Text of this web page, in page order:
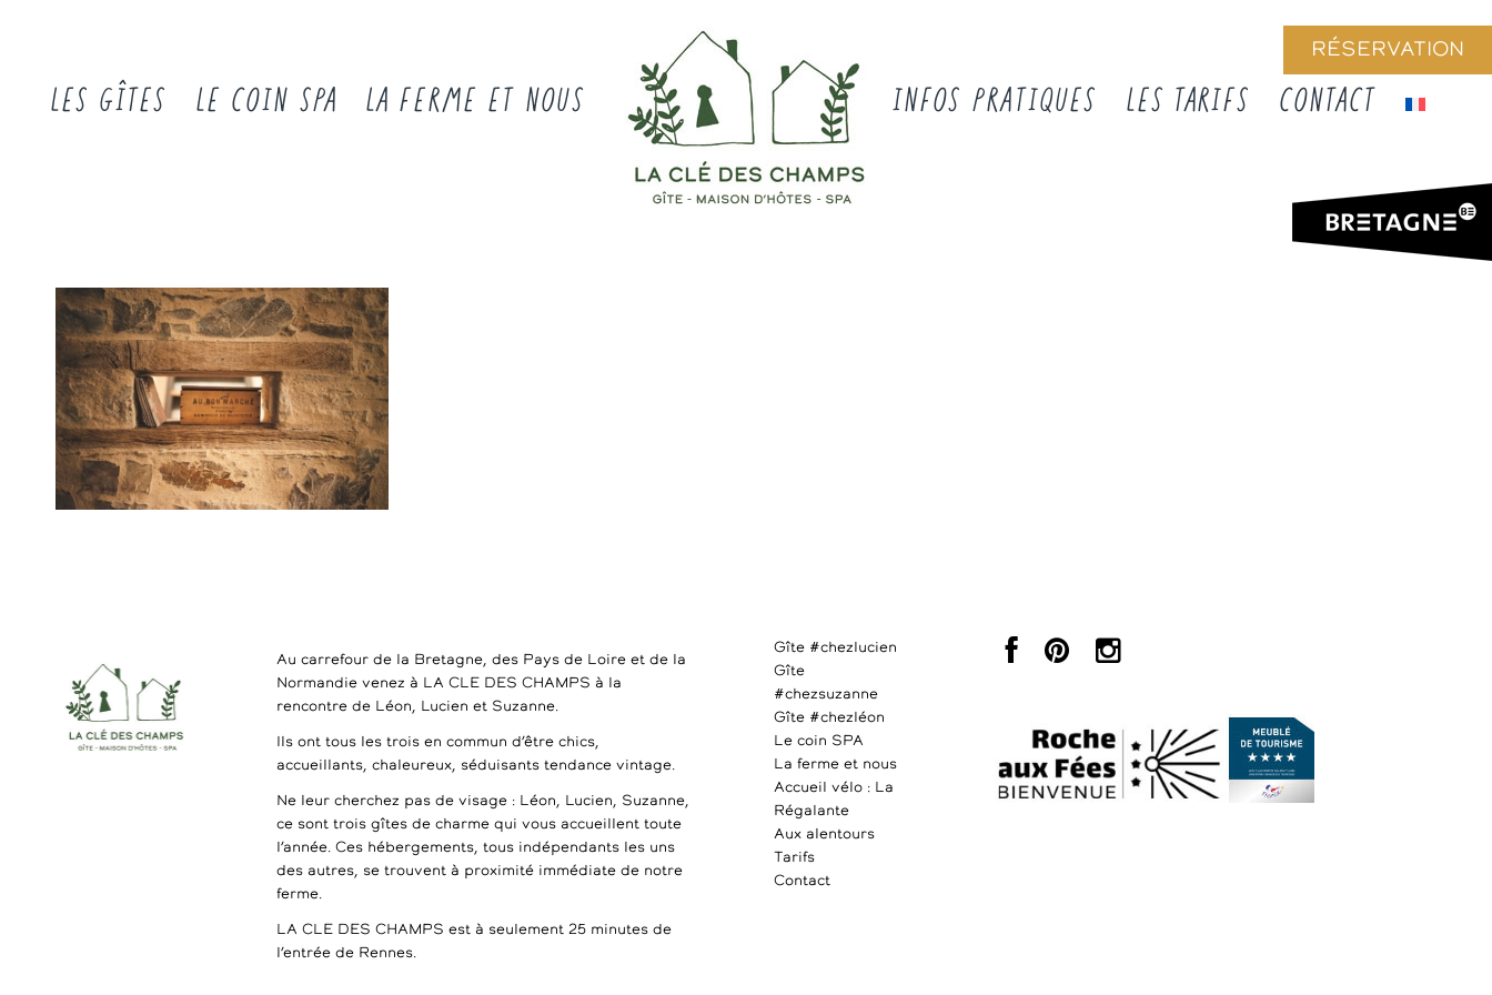
RÉSERVATION
LES GÎTES LE COIN SPA LA FERME ET NOUS INFOS PRATIQUES LES TARIFS CONTACT
Au carrefour de la Bretagne, des Pays de Loire et de la
Normandie venez à LA CLE DES CHAMPS à la
rencontre de Léon, Lucien et Suzanne.
Ils ont tous les trois en commun d’être chics,
accueillants, chaleureux, séduisants tendance vintage.
Ne leur cherchez pas de visage : Léon, Lucien, Suzanne,
ce sont trois gîtes de charme qui vous accueillent toute
l’année. Ces hébergements, tous indépendants les uns
des autres, se trouvent à proximité immédiate de notre
ferme.
LA CLE DES CHAMPS est à seulement 25 minutes de
l’entrée de Rennes.
Gîte #chezlucien
Gîte
#chezsuzanne
Gîte #chezléon
Le coin SPA
La ferme et nous
Accueil vélo : La
Régalante
Aux alentours
Tarifs
Contact